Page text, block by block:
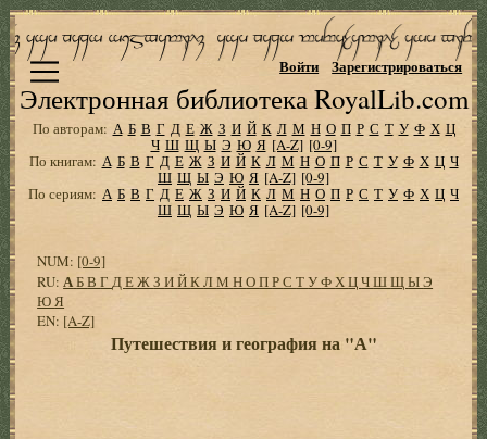
Электронная библиотека RoyalLib.com
Войти Зарегистрироваться
По авторам: А Б В Г Д Е Ж З И Й К Л М Н О П Р С Т У Ф Х Ц
Ч Ш Щ Ы Э Ю Я [A-Z] [0-9]
По книгам: А Б В Г Д Е Ж З И Й К Л М Н О П Р С Т У Ф Х Ц Ч
Ш Щ Ы Э Ю Я [A-Z] [0-9]
По сериям: А Б В Г Д Е Ж З И Й К Л М Н О П Р С Т У Ф Х Ц Ч
Ш Щ Ы Э Ю Я [A-Z] [0-9]
NUM: [0-9]
RU:АБВГДЕЖЗИЙКЛМНОПРСТУФХЦЧШЩЫЭ
ЮЯ
EN: [A-Z]
Путешествия и география на "А"